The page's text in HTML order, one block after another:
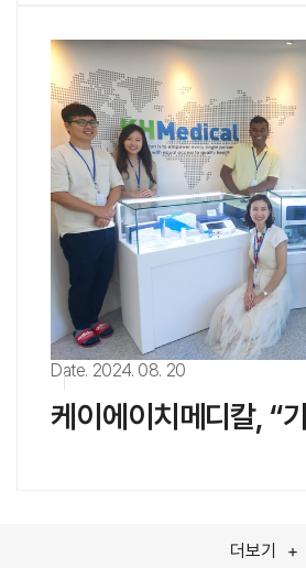
Date. 2024. 08. 20
더보기 +